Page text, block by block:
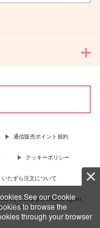
our Cookie
to browse the
through your browser
通信販売ポイント規約
クッキーポリシー
たずら注文について
by using purchases agent
…more